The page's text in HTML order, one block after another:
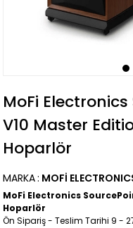
MoFi
V10 Master
Hoparlör
MARKA: MOFI
MoFi Electronics
Hoparlör
Ön Sipariş - Teslim Tarihi 9 -